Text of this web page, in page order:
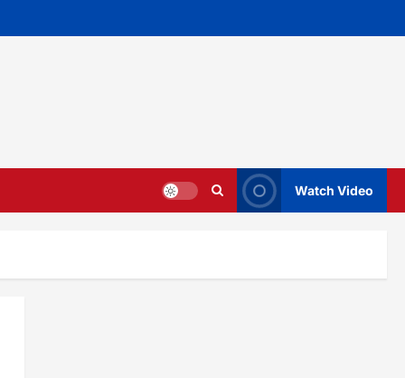
Watch Video